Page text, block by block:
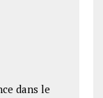
dans le